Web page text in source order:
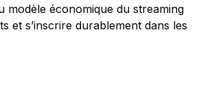
modèle économique du streaming
s’inscrire durablement dans les